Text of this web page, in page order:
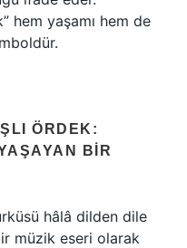
hem yaşamı hem de
ÖRDEK:
BIR
hâlâ dilden dile
müzik eseri olarak